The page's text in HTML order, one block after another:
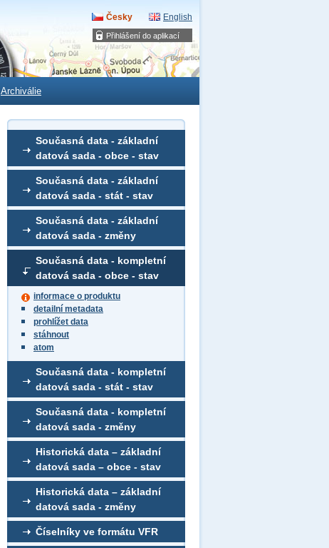
Přihlášení do aplikací
Česky English
Archiválie
Současná data - základní
datová sada - obce - stav
Současná data - základní
datová sada - stát - stav
Současná data - základní
datová sada - změny
Současná data - kompletní
datová sada - obce - stav
informace o produktu
detailní metadata
prohlížet data
stáhnout
atom
Současná data - kompletní
datová sada - stát - stav
Současná data - kompletní
datová sada - změny
Historická data – základní
datová sada – obce - stav
Historická data – základní
datová sada - změny
Číselníky ve formátu VFR